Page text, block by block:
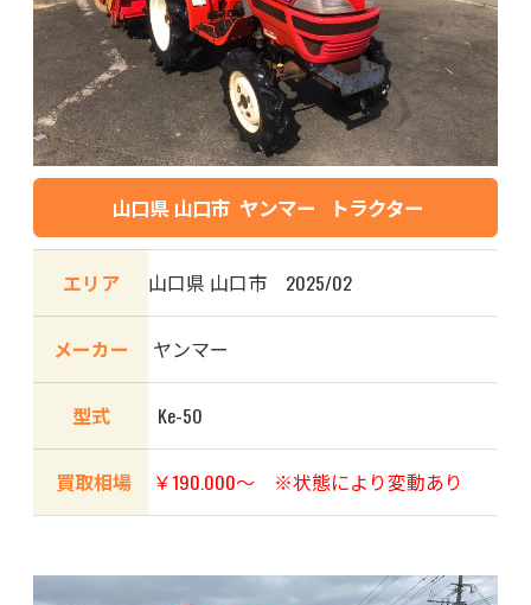
山口県 山口市 ヤンマー トラクター
エリア 山口県 山口市 2025/02
メーカー ヤンマー
型式 Ke-50
買取相場 ￥190.000〜 ※状態により変動あり